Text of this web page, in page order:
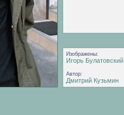
Изображены:
Игорь Булатовский
Автор:
Дмитрий Кузьмин